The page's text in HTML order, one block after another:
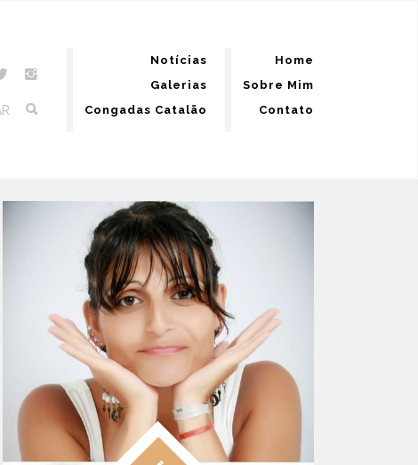
Notícias
Galerias
Congadas Catalão
Home
Sobre Mim
Contato